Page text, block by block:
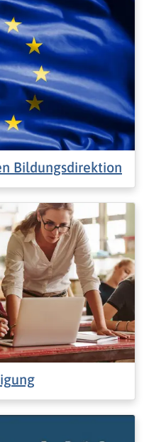
Bildungsdirektion